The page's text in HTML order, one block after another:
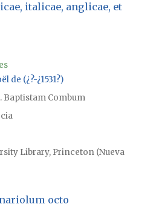
italicae, anglicae, et
de (¿?-¿1531?)
Baptistam Combum
Library, Princeton (Nueva
octo